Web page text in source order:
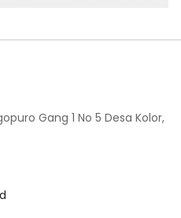
Gang 1 No 5 Desa Kolor,